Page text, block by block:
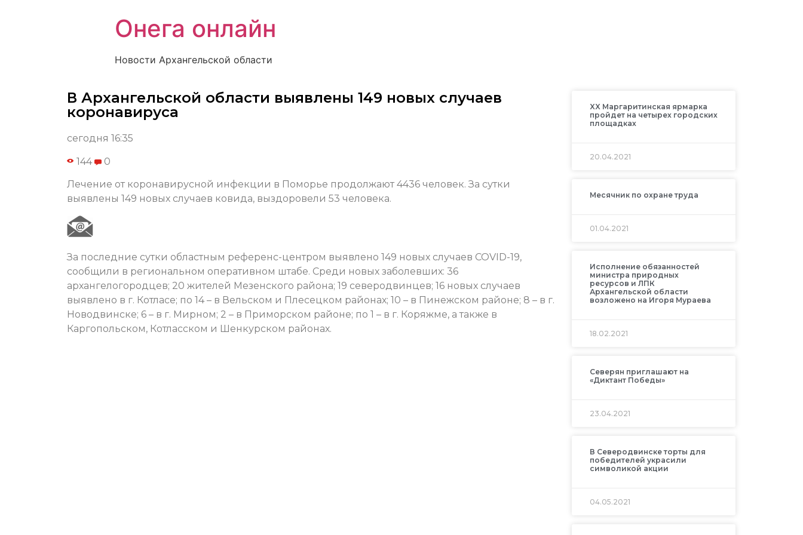
Онега онлайн
Новости Архангельской области
В Архангельской области выявлены 149 новых случаев
коронавируса
сегодня 16:35
144 0
Лечение от коронавирусной инфекции в Поморье продолжают 4436 человек. За сутки
выявлены 149 новых случаев ковида, выздоровели 53 человека.
За последние сутки областным референс-центром выявлено 149 новых случаев COVID-19,
сообщили в региональном оперативном штабе. Среди новых заболевших: 36
архангелогородцев; 20 жителей Мезенского района; 19 северодвинцев; 16 новых случаев
выявлено в г. Котласе; по 14 – в Вельском и Плесецком районах; 10 – в Пинежском районе; 8 – в г.
Новодвинске; 6 – в г. Мирном; 2 – в Приморском районе; по 1 – в г. Коряжме, а также в
Каргопольском, Котласском и Шенкурском районах.
XX Маргаритинская ярмарка
пройдет на четырех городских
площадках
20.04.2021
Месячник по охране труда
01.04.2021
Исполнение обязанностей
министра природных
ресурсов и ЛПК
Архангельской области
возложено на Игоря Мураева
18.02.2021
Северян приглашают на
«Диктант Победы»
23.04.2021
В Северодвинске торты для
победителей украсили
символикой акции
04.05.2021